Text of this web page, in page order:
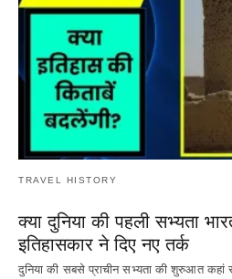
TRAVEL HISTORY
क्या दुनिया की पहली सभ्यता
इतिहासकार ने दिए नए तर्क
दुनिया की सबसे प्राचीन सभ्यता की शुरुआत